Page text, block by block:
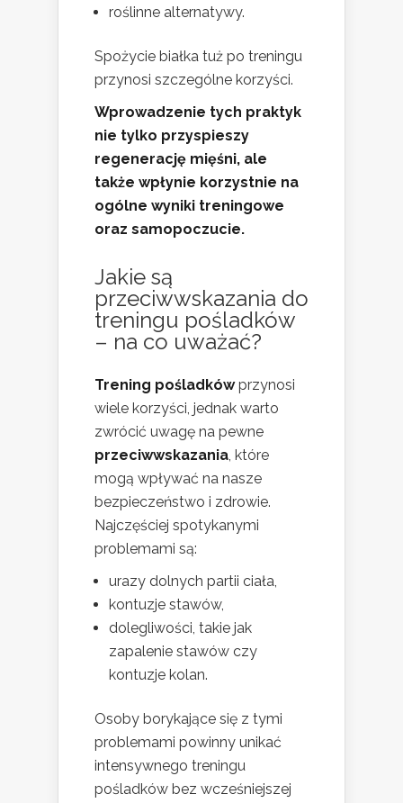
roślinne alternatywy.
Spożycie białka tuż po treningu
przynosi szczególne korzyści.
Wprowadzenie tych praktyk
nie tylko przyspieszy
regenerację mięśni, ale
także wpłynie korzystnie na
ogólne wyniki treningowe
oraz samopoczucie.
Jakie są
przeciwwskazania do
treningu pośladków
– na co uważać?
Trening pośladkówprzynosi
wiele korzyści, jednak warto
zwrócić uwagę na pewne
przeciwwskazania , które
mogą wpływać na nasze
bezpieczeństwo i zdrowie.
Najczęściej spotykanymi
problemami są:
urazy dolnych partii ciała,
kontuzje stawów,
dolegliwości, takie jak
zapalenie stawów czy
kontuzje kolan.
Osoby borykające się z tymi
problemami powinny unikać
intensywnego treningu
pośladków bez wcześniejszej